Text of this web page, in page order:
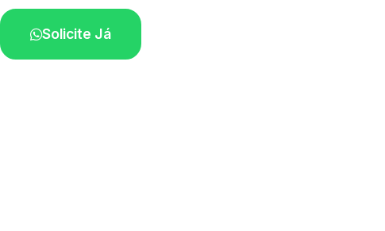
Solicite Já